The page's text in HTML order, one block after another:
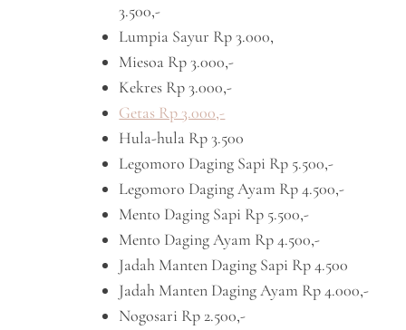
3.500,-
Lumpia Sayur Rp 3.000,
Miesoa Rp 3.000,-
Kekres Rp 3.000,-
Getas Rp 3.000,-
Hula-hula Rp 3.500
Legomoro Daging Sapi Rp 5.500,-
Legomoro Daging Ayam Rp 4.500,-
Mento Daging Sapi Rp 5.500,-
Mento Daging Ayam Rp 4.500,-
Jadah Manten Daging Sapi Rp 4.500
Jadah Manten Daging Ayam Rp 4.000,-
Nogosari Rp 2.500,-